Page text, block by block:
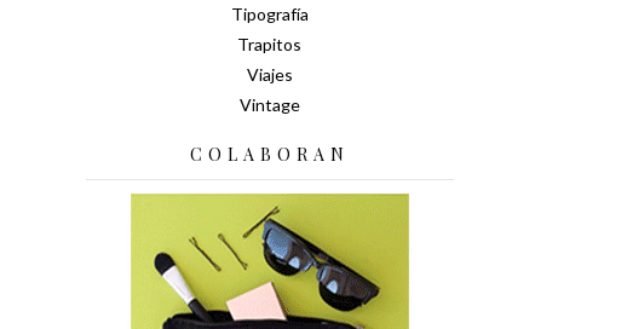
Tipografía
Trapitos
Viajes
Vintage
COLABORAN